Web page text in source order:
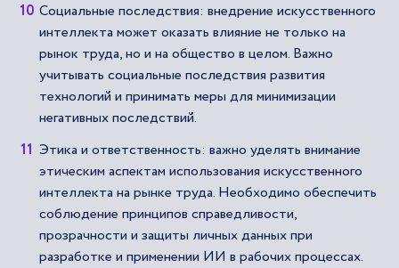
Социальные последствия: внедрение искусственного
интеллекта может оказать влияние не только на
рынок труда, но и на общество в целом. Важно
учитывать социальные последствия развития
технологий и принимать меры для минимизации
негативных последствий.
Этика и ответственность: важно уделять внимание
этическим аспектам использования искусственного
интеллекта на рынке труда. Необходимо обеспечить
соблюдение принципов справедливости,
прозрачности и защиты личных данных при
разработке и применении ИИ в рабочих процессах.